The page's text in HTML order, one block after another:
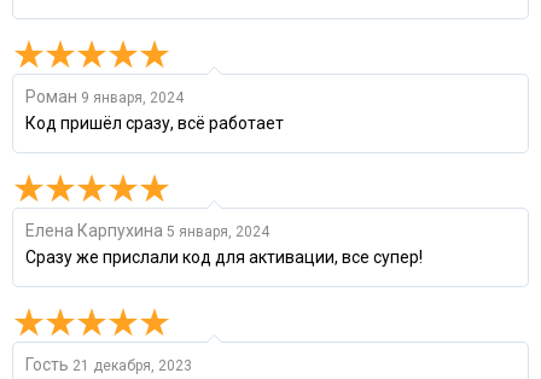
Роман 9 января, 2024
Код пришёл сразу, всё работает
Елена Карпухина 5 января, 2024
Сразу же прислали код для активации, все супер!
Гость 21 декабря, 2023